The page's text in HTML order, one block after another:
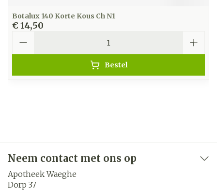
Botalux 140 Korte Kous Ch N1
€ 14,50
Bestel
Neem contact met ons op
Apotheek Waeghe
Dorp 37